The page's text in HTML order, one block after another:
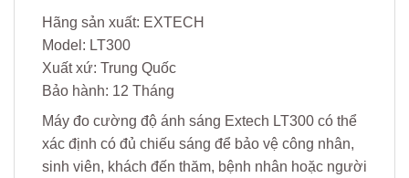
Hãng sản xuất: EXTECH
Model: LT300
Xuất xứ: Trung Quốc
Bảo hành: 12 Tháng
Máy đo cường độ ánh sáng Extech LT300 có thể
xác định có đủ chiếu sáng để bảo vệ công nhân,
sinh viên, khách đến thăm, bệnh nhân hoặc người